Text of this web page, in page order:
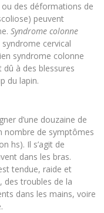
ou des déformations de
peuvent
Syndrome colonne
cervical
syndrome colonne
à des blessures
du lapin.
d’une douzaine de
nombre de symptômes
hs). Il s’agit de
dans les bras.
tendue, raide et
des troubles de la
dans les mains, voire